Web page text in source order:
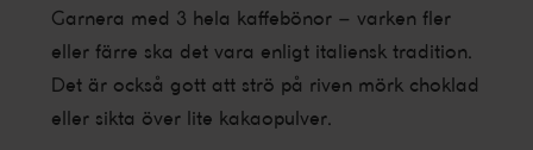
Garnera med 3 hela kaffebönor – varken fler
eller färre ska det vara enligt italiensk tradition.
Det är också gott att strö på riven mörk choklad
eller sikta över lite kakaopulver.